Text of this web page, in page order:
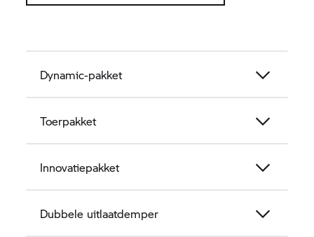
Dynamic-pakket
Toerpakket
Innovatiepakket
Dubbele uitlaatdemper